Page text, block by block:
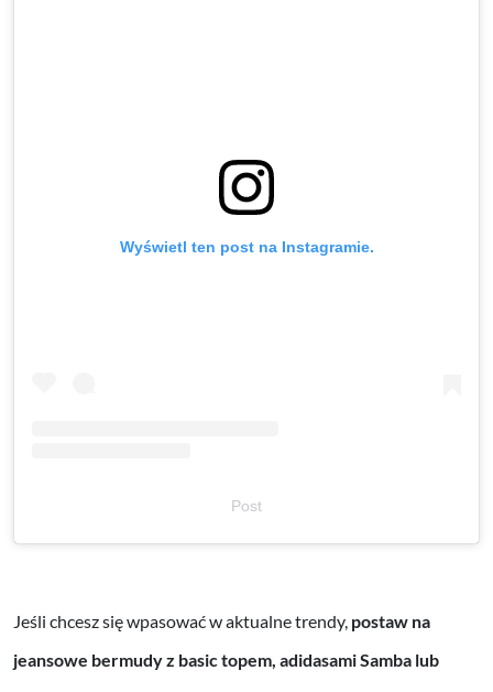
Wyświetl ten post na Instagramie.
Post
Jeśli chcesz się wpasować w aktualne trendy, postaw na
jeansowe bermudy z basic topem, adidasami Samba lub